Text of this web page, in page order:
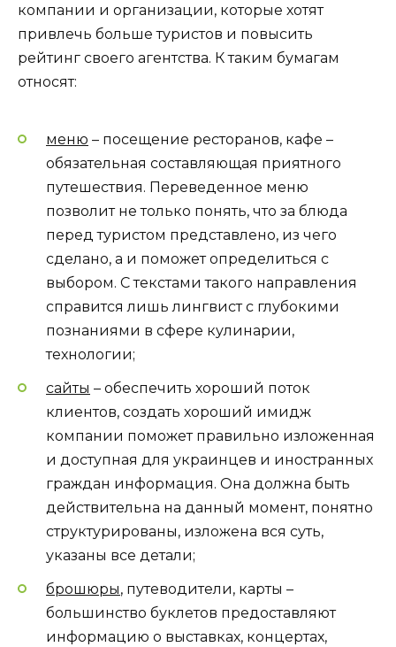
компании и организации, которые хотят
привлечь больше туристов и повысить
рейтинг своего агентства. К таким бумагам
относят:
меню – посещение ресторанов, кафе –
обязательная составляющая приятного
путешествия. Переведенное меню
позволит не только понять, что за блюда
перед туристом представлено, из чего
сделано, а и поможет определиться с
выбором. С текстами такого направления
справится лишь лингвист с глубокими
познаниями в сфере кулинарии,
технологии;
сайты – обеспечить хороший поток
клиентов, создать хороший имидж
компании поможет правильно изложенная
и доступная для украинцев и иностранных
граждан информация. Она должна быть
действительна на данный момент, понятно
структурированы, изложена вся суть,
указаны все детали;
брошюры, путеводители, карты –
большинство буклетов предоставляют
информацию о выставках, концертах,